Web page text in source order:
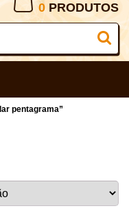
0 PRODUTOS
pentagrama”